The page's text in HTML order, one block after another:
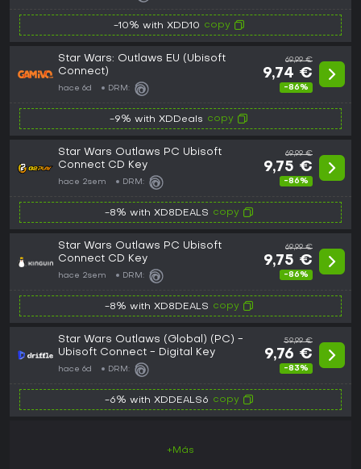
-10% with XDD10 copy
Star Wars: Outlaws EU (Ubisoft
Connect)
hace 6d DRM:
69,99 €
9,74 €
-86%
-9% with XDDeals copy
Star Wars Outlaws PC Ubisoft
Connect CD Key
hace 2sem DRM:
69,99 €
9,75 €
-86%
-8% with XD8DEALS copy
Star Wars Outlaws PC Ubisoft
Connect CD Key
hace 2sem DRM:
69,99 €
9,75 €
-86%
-8% with XD8DEALS copy
Star Wars Outlaws (Global) (PC) -
Ubisoft Connect - Digital Key
hace 6d DRM:
59,99 €
9,76 €
-83%
-6% with XDDEALS6 copy
+Más